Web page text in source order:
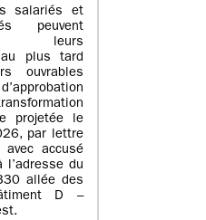
salariés et
peuvent
leurs
au plus tard
ouvrables
projetée le
par lettre
avec accusé
l’adresse du
allée des
D –